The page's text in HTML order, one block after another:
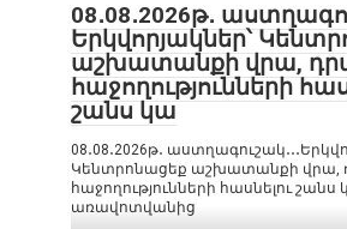
08․08․2026թ․
Երկվորյակներ՝
աշխատանքի վրա,
հաջողությունների
շանս կա
08․08․2026թ․
Կենտրոնացեք աշխատանքի վրա,
հաջողությունների հասնելու
առավոտվանից